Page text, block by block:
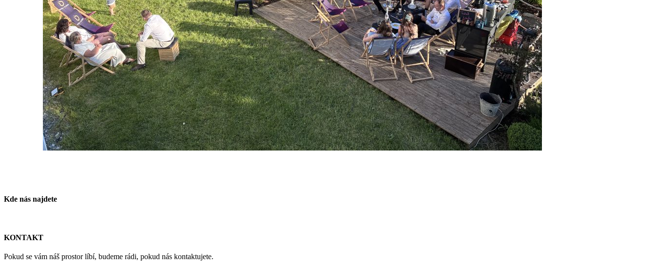
Kde nás najdete
KONTAKT
Pokud se vám náš prostor líbí, budeme rádi, pokud nás kontaktujete.